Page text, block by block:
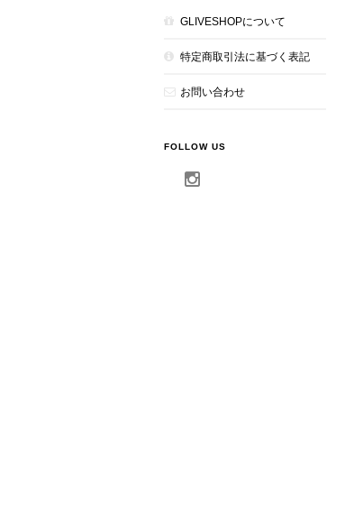
GLIVESHOPについて
特定商取引法に基づく表記
お問い合わせ
FOLLOW US